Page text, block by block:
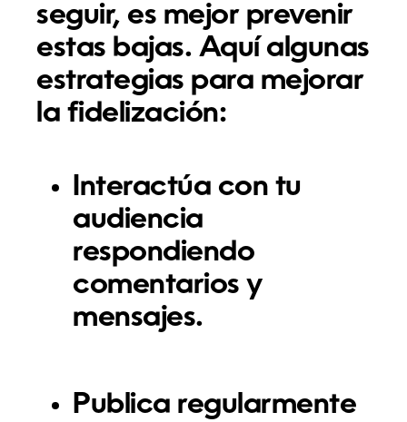
seguir, es mejor prevenir
estas bajas. Aquí algunas
estrategias para mejorar
la fidelización:
Interactúa con tu
audiencia
respondiendo
comentarios y
mensajes.
Publica regularmente